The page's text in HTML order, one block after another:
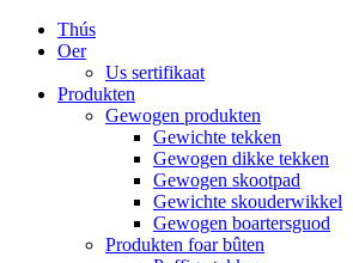
Thús
Oer
Us sertifikaat
Produkten
Gewogen produkten
Gewichte tekken
Gewogen dikke tekken
Gewogen skootpad
Gewichte skouderwikkel
Gewogen boartersguod
Produkten foar bûten